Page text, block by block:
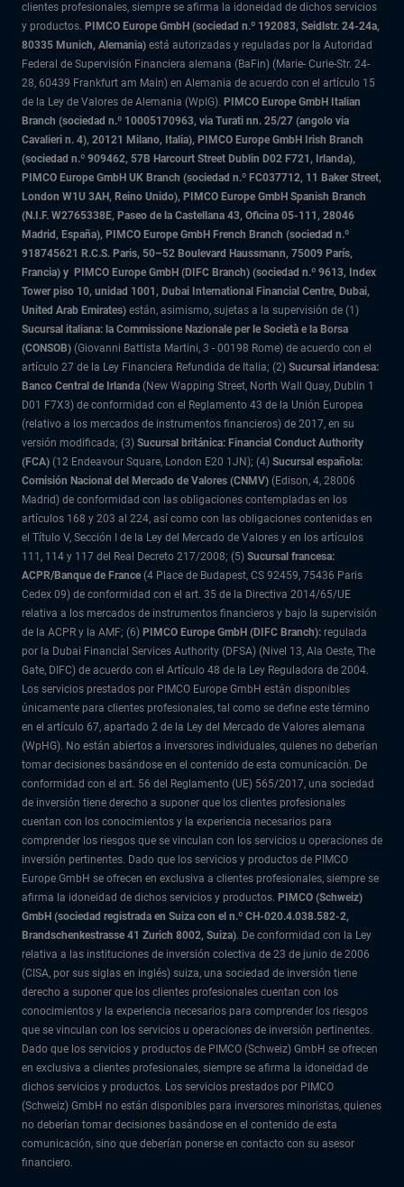
clientes profesionales, siempre se afirma la idoneidad de dichos servicios
y productos. PIMCO Europe GmbH (sociedad n.º 192083, Seidlstr. 24-24a,
80335 Munich, Alemania) está autorizadas y reguladas por la Autoridad
Federal de Supervisión Financiera alemana (BaFin) (Marie- Curie-Str. 24-
28, 60439 Frankfurt am Main) en Alemania de acuerdo con el artículo 15
de la Ley de Valores de Alemania (WpIG). PIMCO Europe GmbH Italian
Branch (sociedad n.º 10005170963, via Turati nn. 25/27 (angolo via
Cavalieri n. 4), 20121 Milano, Italia), PIMCO Europe GmbH Irish Branch
(sociedad n.º 909462, 57B Harcourt Street Dublin D02 F721, Irlanda),
PIMCO Europe GmbH UK Branch (sociedad n.º FC037712, 11 Baker Street,
London W1U 3AH, Reino Unido), PIMCO Europe GmbH Spanish Branch
(N.I.F. W2765338E, Paseo de la Castellana 43, Oficina 05-111, 28046
Madrid, España), PIMCO Europe GmbH French Branch (sociedad n.º
918745621 R.C.S. Paris, 50–52 Boulevard Haussmann, 75009 París,
Francia) y PIMCO Europe GmbH (DIFC Branch) (sociedad n.º 9613, Index
Tower piso 10, unidad 1001, Dubai International Financial Centre, Dubai,
United Arab Emirates) están, asimismo, sujetas a la supervisión de (1)
Sucursal italiana: la Commissione Nazionale per le Società e la Borsa
(CONSOB) (Giovanni Battista Martini, 3 - 00198 Rome) de acuerdo con el
artículo 27 de la Ley Financiera Refundida de Italia; (2) Sucursal irlandesa:
Banco Central de Irlanda (New Wapping Street, North Wall Quay, Dublin 1
D01 F7X3) de conformidad con el Reglamento 43 de la Unión Europea
(relativo a los mercados de instrumentos financieros) de 2017, en su
versión modificada; (3) Sucursal británica: Financial Conduct Authority
(FCA) (12 Endeavour Square, London E20 1JN); (4) Sucursal española:
Comisión Nacional del Mercado de Valores (CNMV) (Edison, 4, 28006
Madrid) de conformidad con las obligaciones contempladas en los
artículos 168 y 203 al 224, así como con las obligaciones contenidas en
el Título V, Sección I de la Ley del Mercado de Valores y en los artículos
111, 114 y 117 del Real Decreto 217/2008; (5) Sucursal francesa:
ACPR/Banque de France (4 Place de Budapest, CS 92459, 75436 Paris
Cedex 09) de conformidad con el art. 35 de la Directiva 2014/65/UE
relativa a los mercados de instrumentos financieros y bajo la supervisión
de la ACPR y la AMF; (6) PIMCO Europe GmbH (DIFC Branch): regulada
por la Dubai Financial Services Authority (DFSA) (Nivel 13, Ala Oeste, The
Gate, DIFC) de acuerdo con el Artículo 48 de la Ley Reguladora de 2004.
Los servicios prestados por PIMCO Europe GmbH están disponibles
únicamente para clientes profesionales, tal como se define este término
en el artículo 67, apartado 2 de la Ley del Mercado de Valores alemana
(WpHG). No están abiertos a inversores individuales, quienes no deberían
tomar decisiones basándose en el contenido de esta comunicación. De
conformidad con el art. 56 del Reglamento (UE) 565/2017, una sociedad
de inversión tiene derecho a suponer que los clientes profesionales
cuentan con los conocimientos y la experiencia necesarios para
comprender los riesgos que se vinculan con los servicios u operaciones de
inversión pertinentes. Dado que los servicios y productos de PIMCO
Europe GmbH se ofrecen en exclusiva a clientes profesionales, siempre se
afirma la idoneidad de dichos servicios y productos. PIMCO (Schweiz)
GmbH (sociedad registrada en Suiza con el n.º CH-020.4.038.582-2,
Brandschenkestrasse 41 Zurich 8002, Suiza). De conformidad con la Ley
relativa a las instituciones de inversión colectiva de 23 de junio de 2006
(CISA, por sus siglas en inglés) suiza, una sociedad de inversión tiene
derecho a suponer que los clientes profesionales cuentan con los
conocimientos y la experiencia necesarios para comprender los riesgos
que se vinculan con los servicios u operaciones de inversión pertinentes.
Dado que los servicios y productos de PIMCO (Schweiz) GmbH se ofrecen
en exclusiva a clientes profesionales, siempre se afirma la idoneidad de
dichos servicios y productos. Los servicios prestados por PIMCO
(Schweiz) GmbH no están disponibles para inversores minoristas, quienes
no deberían tomar decisiones basándose en el contenido de esta
comunicación, sino que deberían ponerse en contacto con su asesor
financiero.